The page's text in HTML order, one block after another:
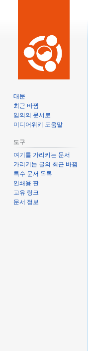
대문
최근 바뀜
임의의 문서로
미디어위키 도움말
도구
여기를 가리키는 문서
가리키는 글의 최근 바뀜
특수 문서 목록
인쇄용 판
고유 링크
문서 정보